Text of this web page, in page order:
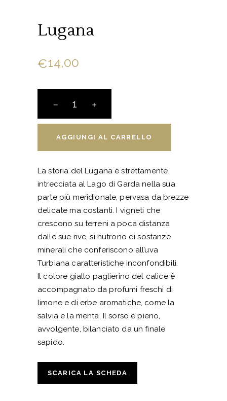
Lugana
€14,00
quantity
AGGIUNGI AL CARRELLO
La storia del Lugana è strettamente
intrecciata al Lago di Garda nella sua
parte più meridionale, pervasa da brezze
delicate ma costanti. I vigneti che
crescono su terreni a poca distanza
dalle sue rive, si nutrono di sostanze
minerali che conferiscono all’uva
Turbiana caratteristiche inconfondibili.
Il colore giallo paglierino del calice è
accompagnato da profumi freschi di
limone e di erbe aromatiche, come la
salvia e la menta. Il sorso è pieno,
avvolgente, bilanciato da un finale
sapido.
SCARICA LA SCHEDA